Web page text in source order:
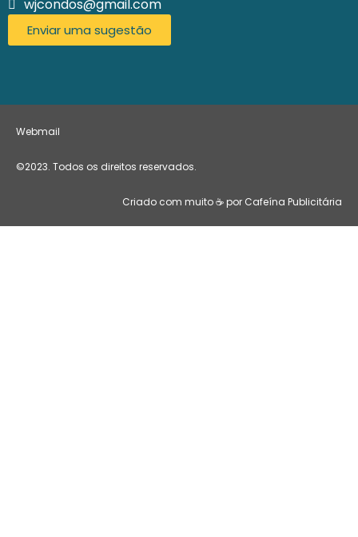
wjcondos@gmail.com
Enviar uma sugestão
Webmail
©2023. Todos os direitos reservados.
Criado com muito ☕ por Cafeína Publicitária